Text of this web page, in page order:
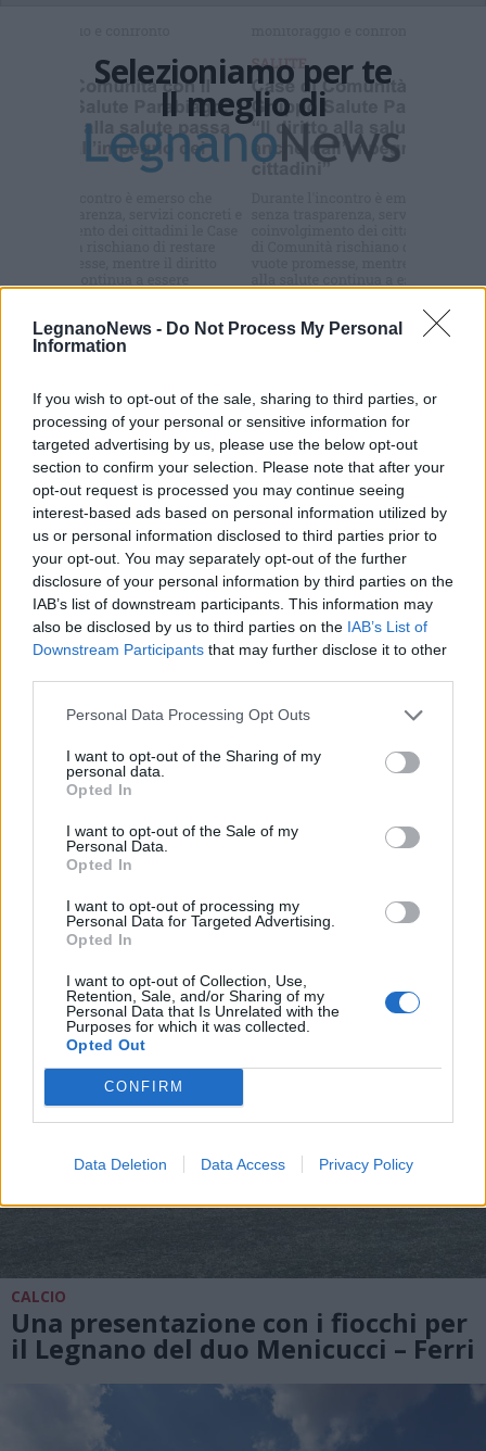
LegnanoNews - Do Not Process My Personal
Information
If you wish to opt-out of the sale, sharing to third parties, or
processing of your personal or sensitive information for
targeted advertising by us, please use the below opt-out
section to confirm your selection. Please note that after your
opt-out request is processed you may continue seeing
interest-based ads based on personal information utilized by
us or personal information disclosed to third parties prior to
your opt-out. You may separately opt-out of the further
disclosure of your personal information by third parties on the
IAB’s list of downstream participants. This information may
also be disclosed by us to third parties on the IAB’s List of
Downstream Participants that may further disclose it to other
Personal Data Processing Opt Outs
I want to opt-out of the Sharing of my
personal data.
Opted In
I want to opt-out of the Sale of my
Personal Data.
Opted In
I want to opt-out of processing my
Personal Data for Targeted Advertising.
Opted In
I want to opt-out of Collection, Use,
Retention, Sale, and/or Sharing of my
Personal Data that Is Unrelated with the
Purposes for which it was collected.
Opted Out
CONFIRM
Data Deletion Data Access Privacy Policy
Selezioniamo per te
Il meglio di
Commenti
articolo.
L'email è richiesta ma non verrà mostrata ai visitatori. Il contenuto di questo
commento esprime il pensiero dell'autore e non rappresenta la linea editoriale
di VareseNews.it, che rimane autonoma e indipendente. I messaggi inclusi nei
commenti non sono testi giornalistici, ma post inviati dai singoli lettori che
possono essere automaticamente pubblicati senza filtro preventivo. I commenti
che includano uno o più link a siti esterni verranno rimossi in automatico dal
sistema.
ALTRE NOTIZIE DI LEGNANO
CALCIO
Una presentazione con i fiocchi per
il Legnano del duo Menicucci – Ferri